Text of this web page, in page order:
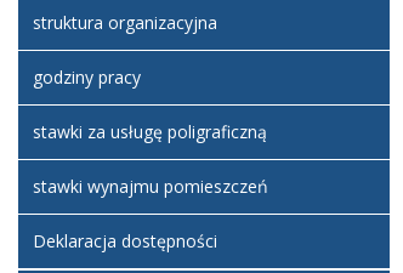
struktura organizacyjna
godziny pracy
stawki za usługę poligraficzną
stawki wynajmu pomieszczeń
Deklaracja dostępności